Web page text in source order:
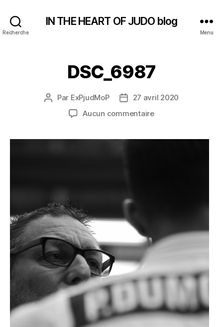
Recherche
IN THE HEART OF JUDO blog
Menu
DSC_6987
Auteur
l’article
Par ExPjudMoP
Date27 avril 2020
Aucun commentairesur